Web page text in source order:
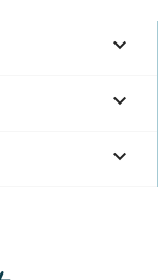


